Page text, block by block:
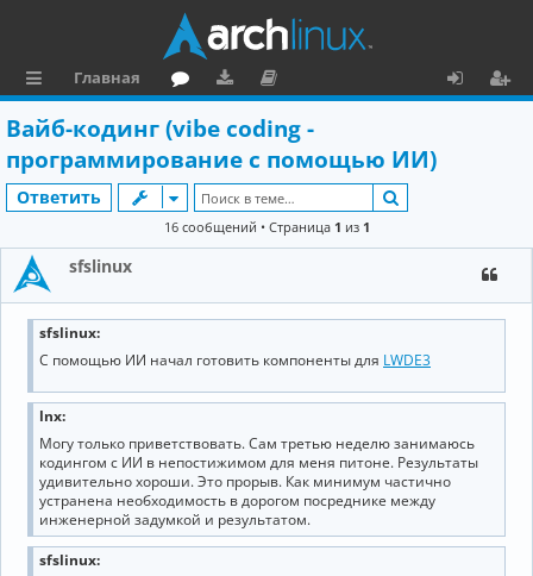
л
и
Главная
м
зк
и
м
е
н
ц
и
я
а
и
Вайб-кодинг (vibe coding -
программирование с помощью ИИ)
Ответить
16 сообщений • Страница 1 из 1
sfslinux
sfslinux:
С помощью ИИ начал готовить компоненты для LWDE3
lnx:
Могу только приветствовать. Сам третью неделю занимаюсь
кодингом с ИИ в непостижимом для меня питоне. Результаты
удивительно хороши. Это прорыв. Как минимум частично
устранена необходимость в дорогом посреднике между
инженерной задумкой и результатом.
sfslinux: